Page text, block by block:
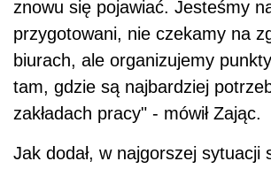
znowu się pojawiać. Jesteśmy
przygotowani, nie czekamy na
biurach, ale organizujemy
tam, gdzie są najbardziej
zakładach pracy" - mówił Zając.
Jak dodał, w najgorszej sytuacji